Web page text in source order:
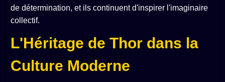
de détermination, et ils continuent d'inspirer l'imaginaire
collectif.
L'Héritage de Thor dans la
Culture Moderne